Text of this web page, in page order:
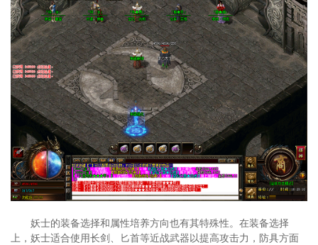
妖士的装备选择和属性培养方向也有其特殊性。在装备选择
上，妖士适合使用长剑、匕首等近战武器以提高攻击力，防具方面